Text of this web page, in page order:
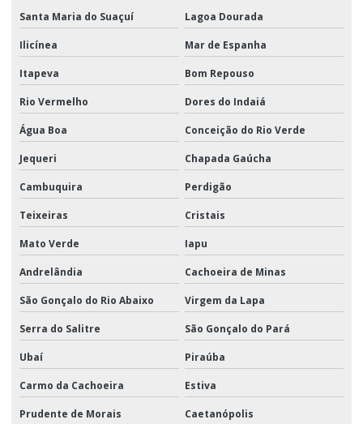
Santa Maria do Suaçuí Lagoa Dourada
Ilicínea Mar de Espanha
Itapeva Bom Repouso
Rio Vermelho Dores do Indaiá
Água Boa Conceição do Rio Verde
Jequeri Chapada Gaúcha
Cambuquira Perdigão
Teixeiras Cristais
Mato Verde Iapu
Andrelândia Cachoeira de Minas
São Gonçalo do Rio Abaixo Virgem da Lapa
Serra do Salitre São Gonçalo do Pará
Ubaí Piraúba
Carmo da Cachoeira Estiva
Prudente de Morais Caetanópolis